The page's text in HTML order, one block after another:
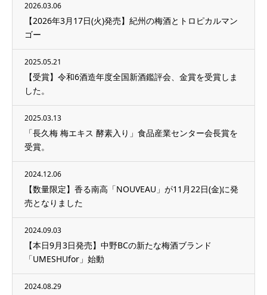
2026.03.06
【2026年3月17日(火)発売】紀州の梅酒とトロピカルマン
ゴー
2025.05.21
【受賞】令和6酒造年度全国新酒鑑評会、金賞を受賞しま
した。
2025.03.13
「長久梅 梅エキス 酵素入り」食品産業センター会長賞を
受賞。
2024.12.06
【数量限定】香る南高「NOUVEAU」が11月22日(金)に発
売となりました
2024.09.03
【本日9月3日発売】中野BCの新たな梅酒ブランド
「UMESHUfor」始動
2024.08.29